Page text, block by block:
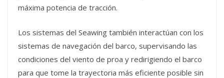
máxima potencia de tracción.
Los sistemas del Seawing también interactúan con los
sistemas de navegación del barco, supervisando las
condiciones del viento de proa y redirigiendo el barco
para que tome la trayectoria más eficiente posible sin